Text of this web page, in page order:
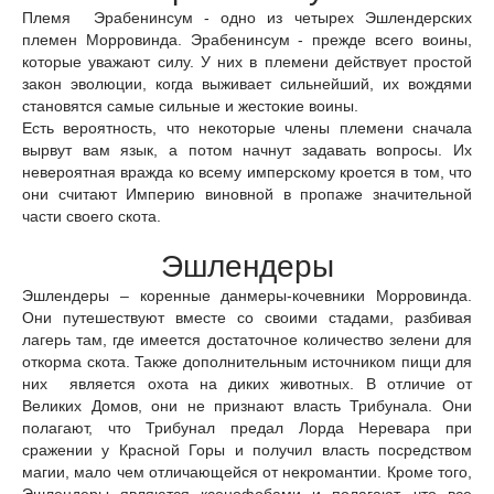
Племя Эрабенинсум - одно из четырех Эшлендерских
племен Морровинда. Эрабенинсум - прежде всего воины,
которые уважают силу. У них в племени действует простой
закон эволюции, когда выживает сильнейший, их вождями
становятся самые сильные и жестокие воины.
Есть вероятность, что некоторые члены племени сначала
вырвут вам язык, а потом начнут задавать вопросы. Их
невероятная вражда ко всему имперскому кроется в том, что
они считают Империю виновной в пропаже значительной
части своего скота.
Эшлендеры
Эшлендеры – коренные данмеры-кочевники Морровинда.
Они путешествуют вместе со своими стадами, разбивая
лагерь там, где имеется достаточное количество зелени для
откорма скота. Также дополнительным источником пищи для
них является охота на диких животных. В отличие от
Великих Домов, они не признают власть Трибунала. Они
полагают, что Трибунал предал Лорда Неревара при
сражении у Красной Горы и получил власть посредством
магии, мало чем отличающейся от некромантии. Кроме того,